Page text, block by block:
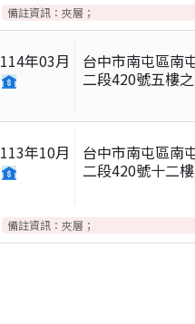
備註資訊： 夾層；
114年03月
台中市南屯區南
二段420號五樓
113年10月
台中市南屯區南
二段420號十二
備註資訊： 夾層；